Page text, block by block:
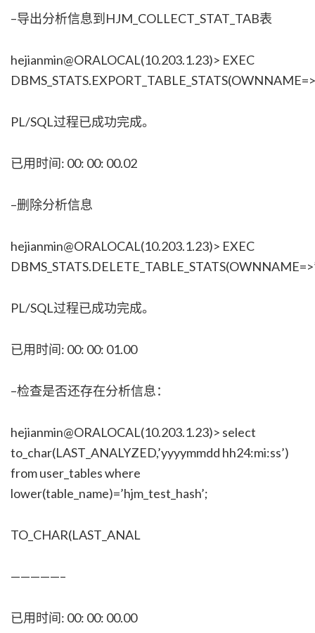
–导出分析信息到HJM_COLLECT_STAT_TAB表
hejianmin@ORALOCAL(10.203.1.23)> EXEC
PL/SQL过程已成功完成。
已用时间: 00: 00: 00.02
–删除分析信息
hejianmin@ORALOCAL(10.203.1.23)> EXEC
PL/SQL过程已成功完成。
已用时间: 00: 00: 01.00
–检查是否还存在分析信息：
hejianmin@ORALOCAL(10.203.1.23)> select
to_char(LAST_ANALYZED,’yyyymmdd hh24:mi:ss’)
from user_tables where
lower(table_name)=’hjm_test_hash’;
TO_CHAR(LAST_ANAL
—————–
已用时间: 00: 00: 00.00